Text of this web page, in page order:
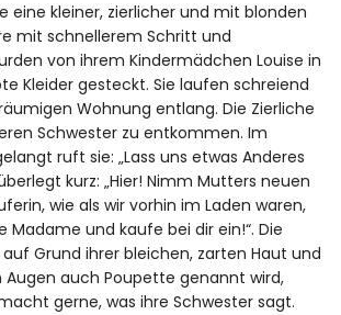
eine kleiner, zierlicher und mit blonden
mit schnellerem Schritt und
von ihrem Kindermädchen Louise in
Kleider gesteckt. Sie laufen schreiend
Wohnung entlang. Die Zierliche
Schwester zu entkommen. Im
ruft sie: „Lass uns etwas Anderes
kurz: „Hier! Nimm Mutters neuen
wie als wir vorhin im Laden waren,
Madame und kaufe bei dir ein!“. Die
auf Grund ihrer bleichen, zarten Haut und
Augen auch Poupette genannt wird,
gerne, was ihre Schwester sagt.